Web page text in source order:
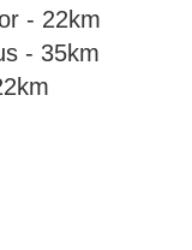
- 22km
- 35km